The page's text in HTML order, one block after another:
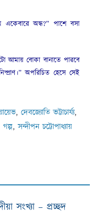
অন্ধ?” পাশে বসা
বোকা বানাতে পারবে
অপরিচিত হেসে সেই
, দেবজ্যোতি ভট্টাচার্য্য,
,সন্দীপন চট্টোপাধ্যায়
সংখ্যা – প্রচ্ছদ